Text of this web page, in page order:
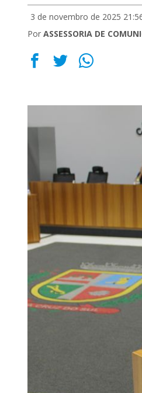
3 de novembro de 2025
Por ASSESSORIA DE